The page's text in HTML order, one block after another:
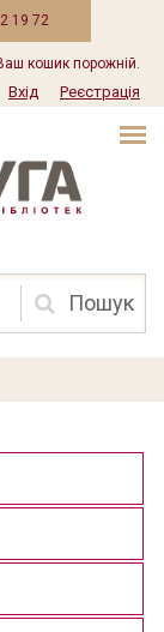
19 72
кошик порожній.
Вхід Реєстрація